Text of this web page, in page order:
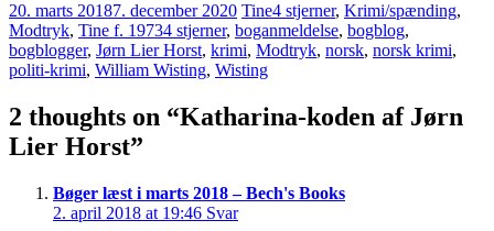
20. marts 20187. december 2020 Tine4 stjerner, Krimi/spænding,
Modtryk, Tine f. 19734 stjerner, boganmeldelse, bogblog,
bogblogger, Jørn Lier Horst, krimi, Modtryk, norsk, norsk krimi,
politi-krimi, William Wisting, Wisting
2 thoughts on “Katharina-koden af Jørn
Lier Horst”
Bøger læst i marts 2018 – Bech's Books
2. april 2018 at 19:46 Svar